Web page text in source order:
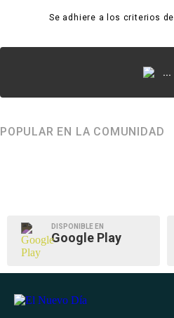
Se adhiere a los criterios de
...
POPULAR EN LA COMUNIDAD
DISPONIBLE EN
Google Play